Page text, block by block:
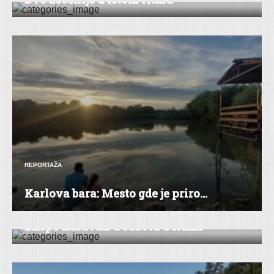
REPORTAŽA
Karlova bara: Mesto gde je priro...
RUMA
Ekspo karavan u subotu u Rumi